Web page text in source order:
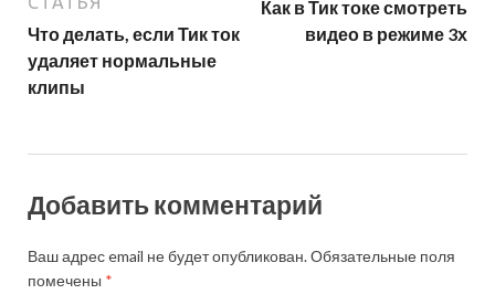
Что делать, если Тик ток
удаляет нормальные
клипы
Как в Тик токе смотреть
видео в режиме 3х
Добавить комментарий
Ваш адрес email не будет опубликован.Обязательные поля
помечены *